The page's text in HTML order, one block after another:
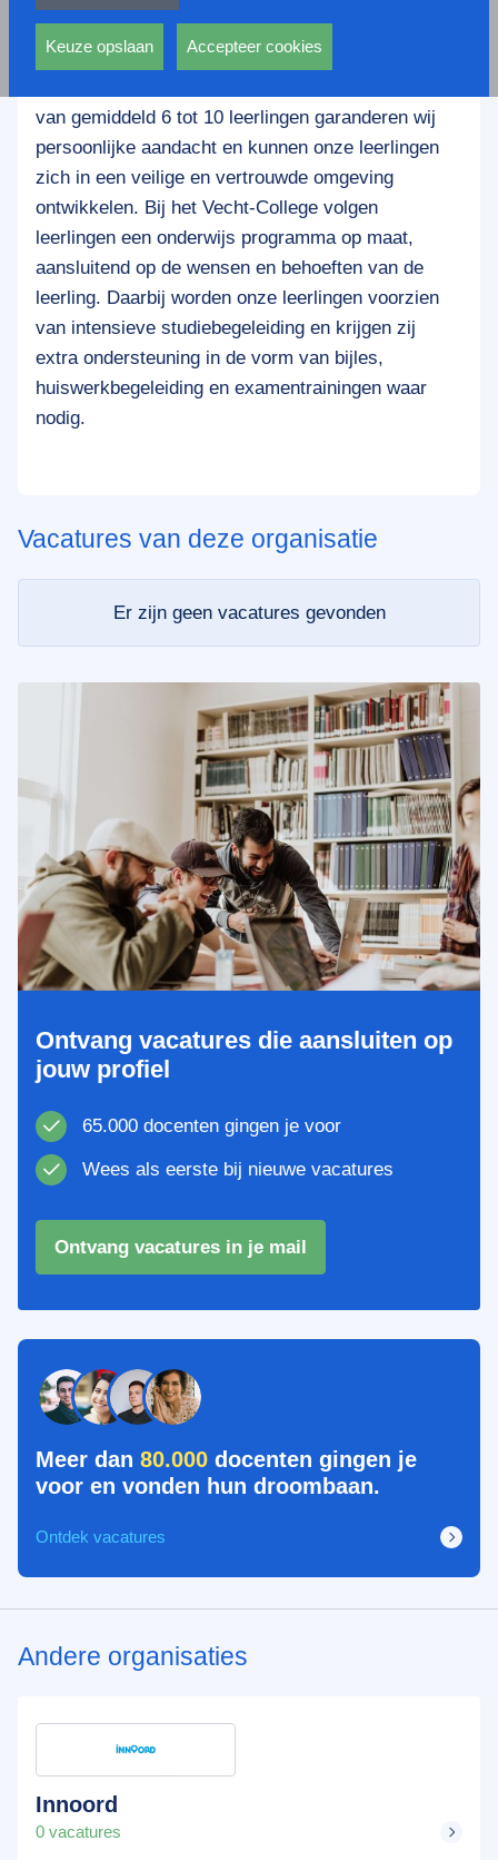
Het Vecht-College is een kleinschalige, particuliere
school in Breukelen waar de leerling en zijn of haar
van gemiddeld 6 tot 10 leerlingen garanderen wij
persoonlijke aandacht en kunnen onze leerlingen
zich in een veilige en vertrouwde omgeving
ontwikkelen. Bij het Vecht-College volgen
leerlingen een onderwijs programma op maat,
aansluitend op de wensen en behoeften van de
leerling. Daarbij worden onze leerlingen voorzien
van intensieve studiebegeleiding en krijgen zij
extra ondersteuning in de vorm van bijles,
huiswerkbegeleiding en examentrainingen waar
nodig.
Vacatures van deze organisatie
Er zijn geen vacatures gevonden
Ontvang vacatures die aansluiten op
jouw profiel
65.000 docenten gingen je voor
Wees als eerste bij nieuwe vacatures
Ontvang vacatures in je mail
Meer dan 80.000 docenten gingen je
voor en vonden hun droombaan.
Ontdek vacatures
Andere organisaties
Innoord
0 vacatures
andere wordt voorkomen dat dezelfde advertentie
voortdurend verschijnt.
Keuze opslaan Accepteer cookies